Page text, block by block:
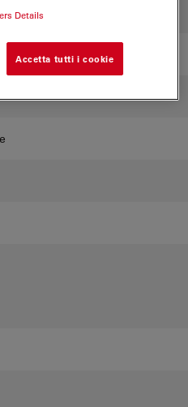
Details
Accetta tutti i cookie